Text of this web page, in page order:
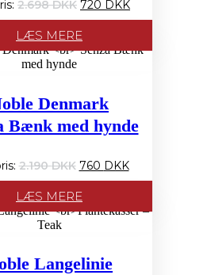
2.698
Den
oprindelige
pris
720
Den
aktuelle
LÆS MERE
Denmark
Bænk med hynde
2.190
Den
oprindelige
pris
760
Den
aktuelle
Dette
vare
LÆS MERE
Langelinie